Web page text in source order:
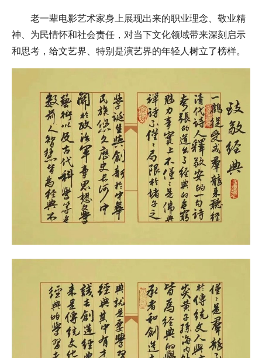
老一辈电影艺术家身上展现出来的职业理念、敬业精
神、为民情怀和社会责任，对当下文化领域带来深刻启示
和思考，给文艺界、特别是演艺界的年轻人树立了榜样。